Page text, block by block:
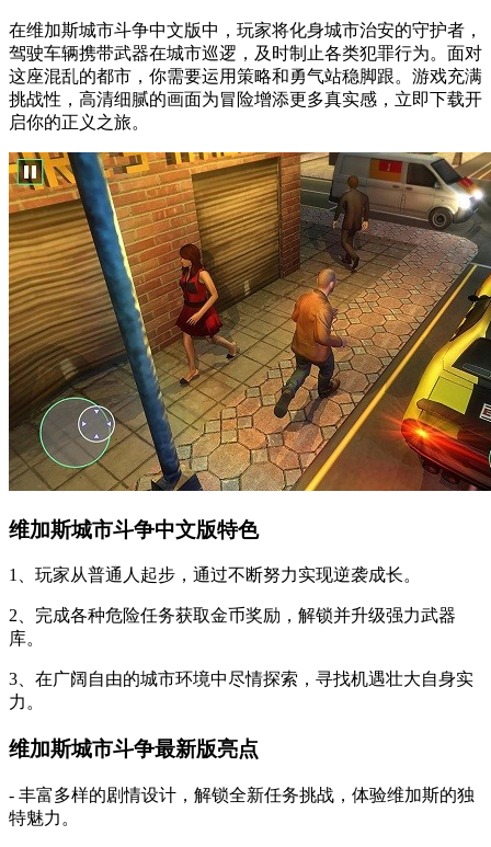
在维加斯城市斗争中文版中，玩家将化身城市治安的守护者，
驾驶车辆携带武器在城市巡逻，及时制止各类犯罪行为。面对
这座混乱的都市，你需要运用策略和勇气站稳脚跟。游戏充满
挑战性，高清细腻的画面为冒险增添更多真实感，立即下载开
启你的正义之旅。
维加斯城市斗争中文版特色
1、玩家从普通人起步，通过不断努力实现逆袭成长。
2、完成各种危险任务获取金币奖励，解锁并升级强力武器
库。
3、在广阔自由的城市环境中尽情探索，寻找机遇壮大自身实
力。
维加斯城市斗争最新版亮点
- 丰富多样的剧情设计，解锁全新任务挑战，体验维加斯的独
特魅力。